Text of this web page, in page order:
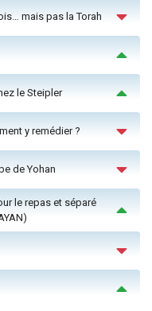
mais pas la Torah
le Steipler
y remédier ?
de Yohan
le repas et séparé